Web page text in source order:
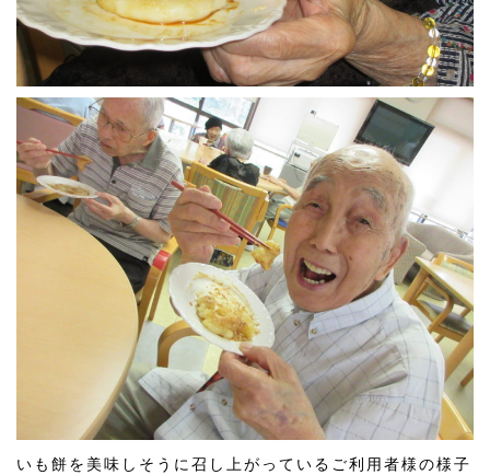
いも餅を美味しそうに召し上がっているご利用者様の様子